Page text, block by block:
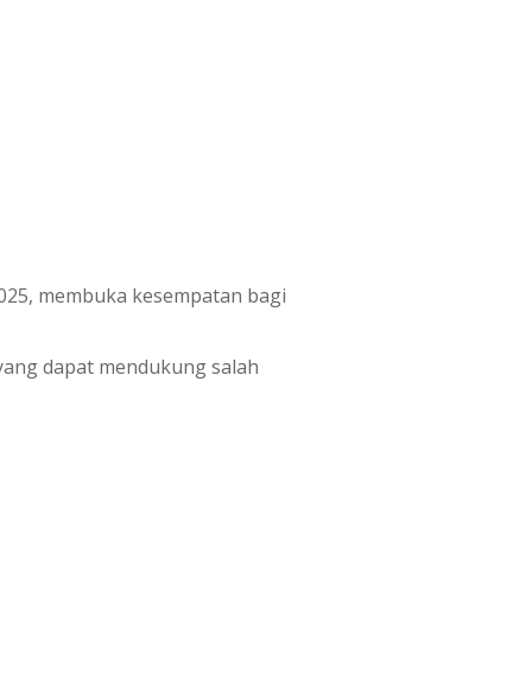
membuka kesempatan bagi
dapat mendukung salah